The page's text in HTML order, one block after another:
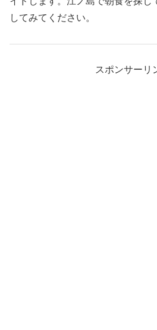
してみてください。
スポンサーリ